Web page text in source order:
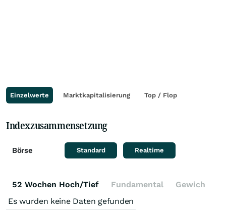
Einzelwerte Marktkapitalisierung Top / Flop
Indexzusammensetzung
Börse Standard Realtime
52 Wochen Hoch/Tief Fundamental
Gewichtung
Es wurden keine Daten gefunden